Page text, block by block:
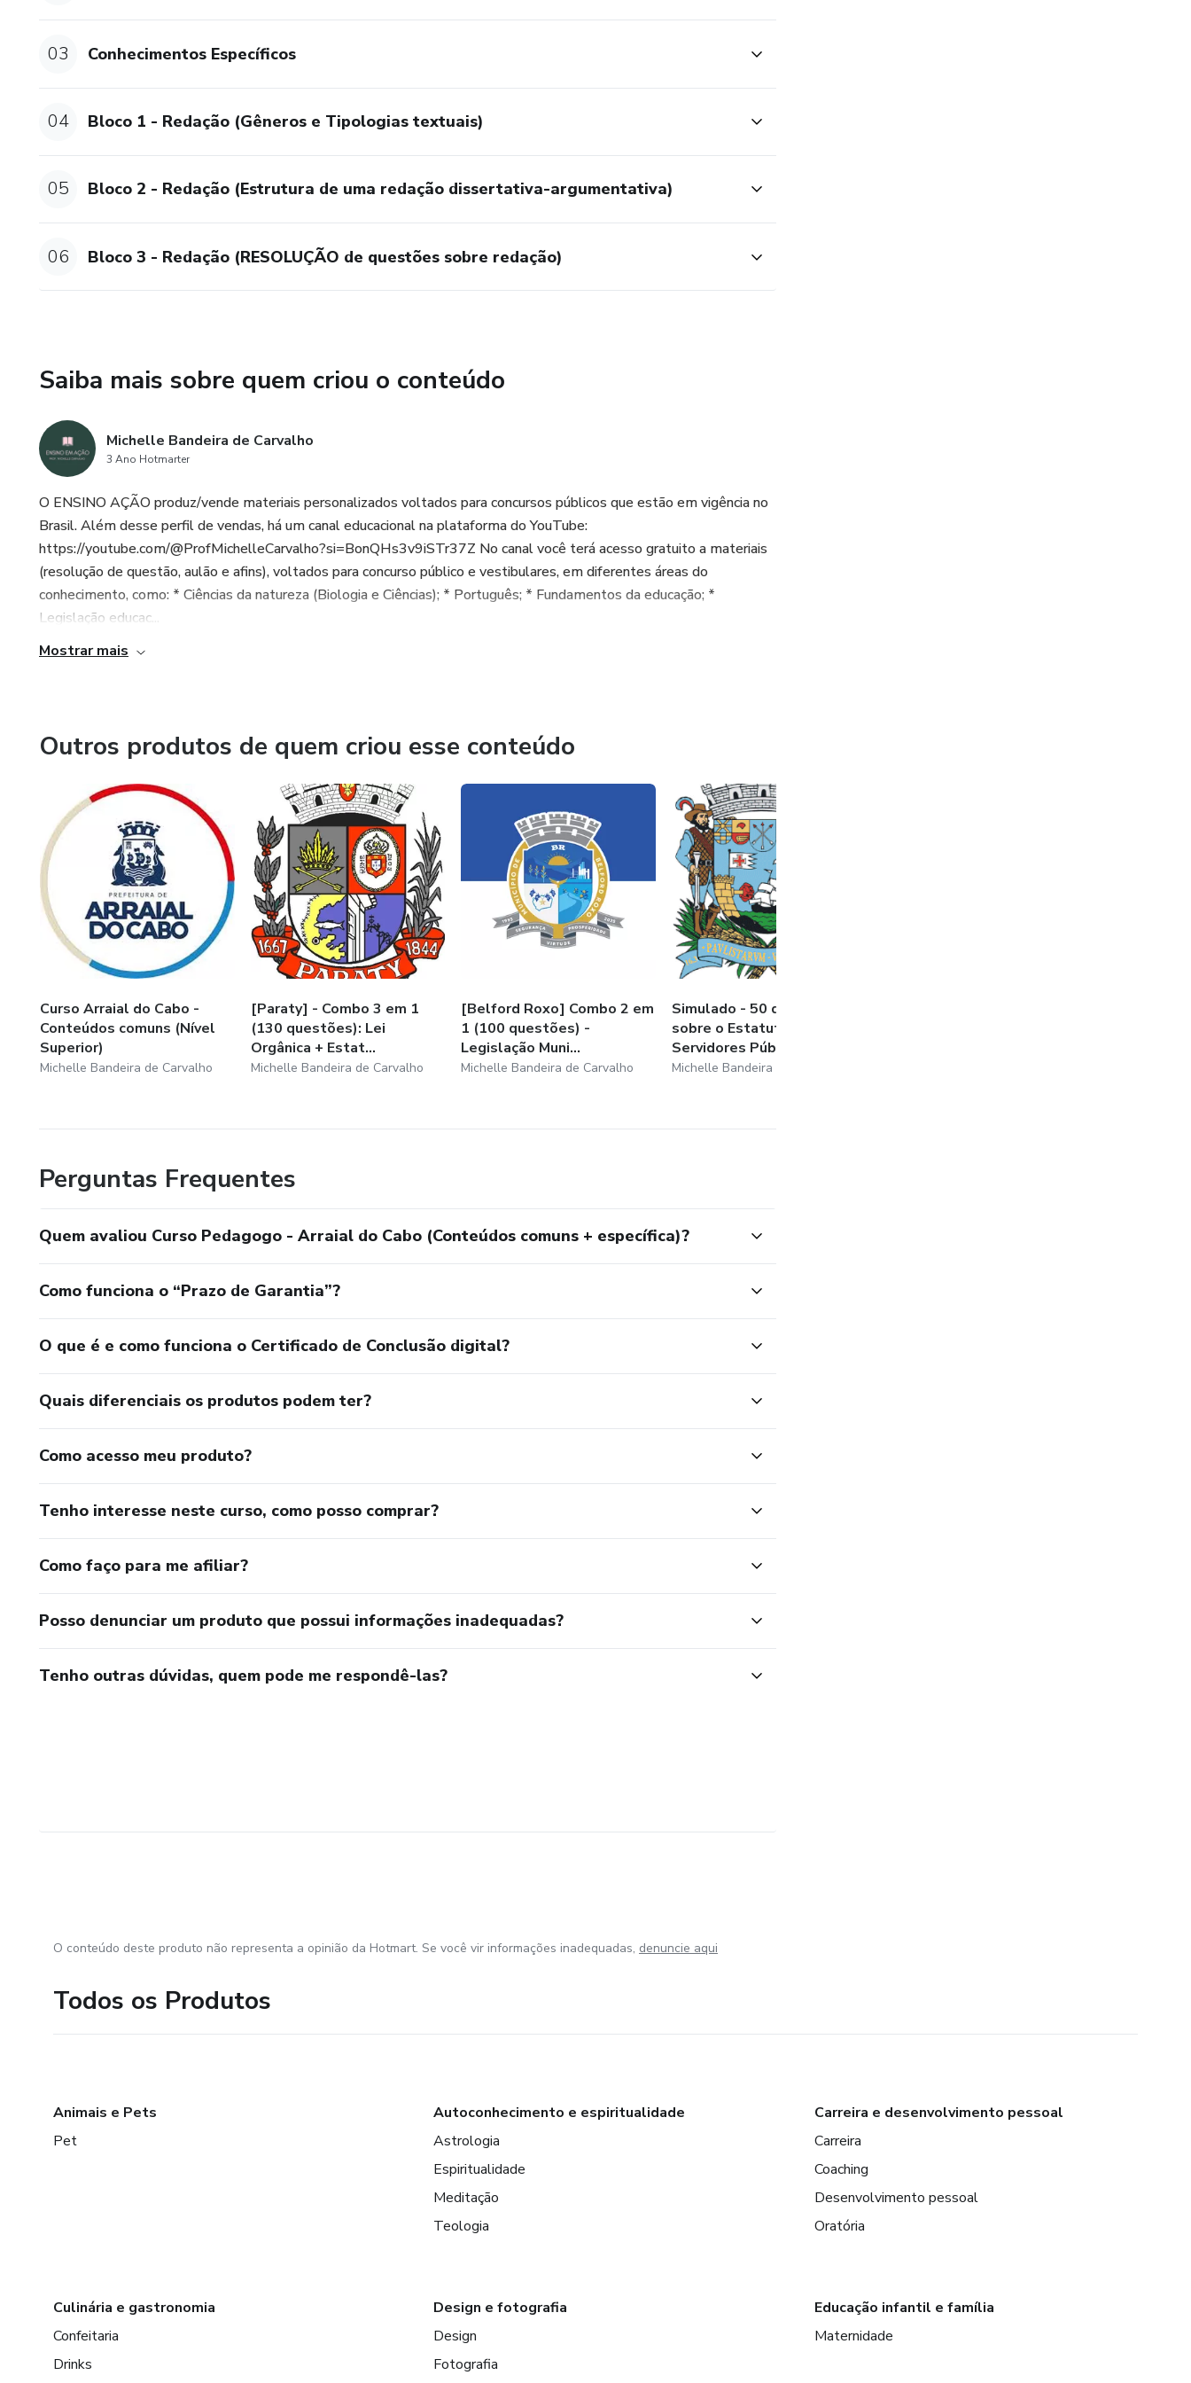
03 Conhecimentos Específicos
04 Bloco 1 - Redação (Gêneros e Tipologias textuais)
05 Bloco 2 - Redação (Estrutura de uma redação dissertativa-argumentativa)
06 Bloco 3 - Redação (RESOLUÇÃO de questões sobre redação)
Saiba mais sobre quem criou o conteúdo
Michelle Bandeira de Carvalho
3 Ano Hotmarter
O ENSINO AÇÃO produz/vende materiais personalizados voltados para concursos públicos que estão em vigência no
Brasil. Além desse perfil de vendas, há um canal educacional na plataforma do YouTube:
https://youtube.com/@ProfMichelleCarvalho?si=BonQHs3v9iSTr37Z No canal você terá acesso gratuito a materiais
(resolução de questão, aulão e afins), voltados para concurso público e vestibulares, em diferentes áreas do
conhecimento, como: * Ciências da natureza (Biologia e Ciências); * Português; * Fundamentos da educação; *
Legislação educac...
Mostrar mais
Outros produtos de quem criou esse conteúdo
Curso Arraial do Cabo -
Conteúdos comuns (Nível
Superior)
Michelle Bandeira de Carvalho
[Paraty] - Combo 3 em 1
(130 questões): Lei
Orgânica + Estat...
Michelle Bandeira de Carvalho
[Belford Roxo] Combo 2 em
1 (100 questões) -
Legislação Muni...
Michelle Bandeira de Carvalho
Simulado - 50 questões
sobre o Estatuto dos
Servidores Públi...
Michelle Bandeira de Carvalho
Perguntas Frequentes
Quem avaliou Curso Pedagogo - Arraial do Cabo (Conteúdos comuns + específica)?
Como funciona o “Prazo de Garantia”?
O que é e como funciona o Certificado de Conclusão digital?
Quais diferenciais os produtos podem ter?
Como acesso meu produto?
Tenho interesse neste curso, como posso comprar?
Como faço para me afiliar?
Posso denunciar um produto que possui informações inadequadas?
Tenho outras dúvidas, quem pode me respondê-las?
O conteúdo deste produto não representa a opinião da Hotmart. Se você vir informações inadequadas, denuncie aqui
Todos os Produtos
Animais e Pets
Pet
Autoconhecimento e espiritualidade
Astrologia
Espiritualidade
Meditação
Teologia
Carreira e desenvolvimento pessoal
Carreira
Coaching
Desenvolvimento pessoal
Oratória
Culinária e gastronomia
Confeitaria
Drinks
Design e fotografia
Design
Fotografia
Educação infantil e família
Maternidade